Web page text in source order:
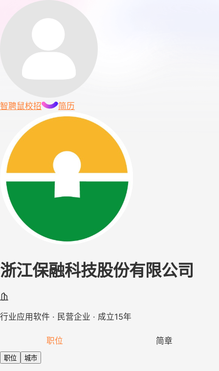
智聘鼠校招 简历
浙江保融科技股份有限公司
行业应用软件 · 民营企业 · 成立15年
职位 简章
职位 城市